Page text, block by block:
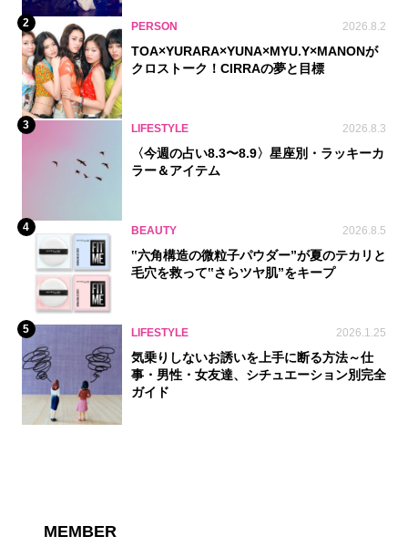
2 PERSON 2026.8.2
TOA×YURARA×YUNA×MYU.Y×MANONが
クロストーク！CIRRAの夢と目標
3 LIFESTYLE 2026.8.3
〈今週の占い8.3〜8.9〉星座別・ラッキーカ
ラー＆アイテム
4 BEAUTY 2026.8.5
‟六角構造の微粒子パウダー”が夏のテカリと
毛穴を救って‟さらツヤ肌”をキープ
5 LIFESTYLE 2026.1.25
気乗りしないお誘いを上手に断る方法～仕
事・男性・女友達、シチュエーション別完全
ガイド
MEMBER